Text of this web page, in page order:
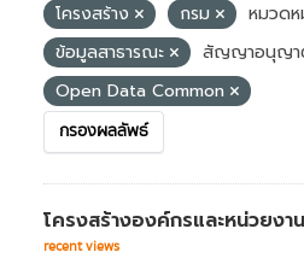
โครงสร้าง
กรม
หมวดห
ข้อมูลสาธารณะ
สัญญาอนุญา
Open Data Common
กรองผลลัพธ์
โครงสร้างองค์กรและหน่วยงาน
recent views